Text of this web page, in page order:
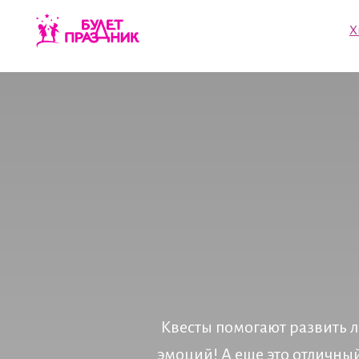
Хиты
Квесты помогают развить
эмоций! А еще это